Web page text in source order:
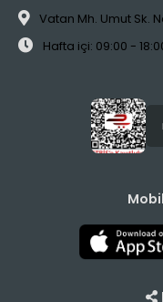
Vatan Mh. Umut Sk.
Hafta içi: 09:00 -